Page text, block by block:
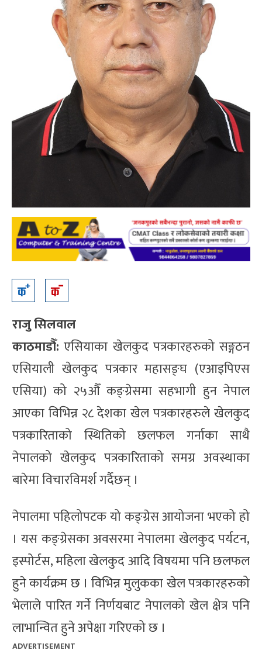
राजु सिलवाल
काठमाडौँ: एसियाका खेलकुद पत्रकारहरुको सङ्गठन
एसियाली खेलकुद पत्रकार महासङ्घ (एआइपिएस
एसिया) को २५औँ कङ्ग्रेसमा सहभागी हुन नेपाल
आएका विभिन्न २८ देशका खेल पत्रकारहरुले खेलकुद
पत्रकारिताको स्थितिको छलफल गर्नाका साथै
नेपालको खेलकुद पत्रकारिताको समग्र अवस्थाका
बारेमा विचारविमर्श गर्दैछन् ।
नेपालमा पहिलोपटक यो कङ्ग्रेस आयोजना भएको हो
। यस कङ्ग्रेसका अवसरमा नेपालमा खेलकुद पर्यटन,
इस्पोर्टस, महिला खेलकुद आदि विषयमा पनि छलफल
हुने कार्यक्रम छ । विभिन्न मुलुकका खेल पत्रकारहरुको
भेलाले पारित गर्ने निर्णयबाट नेपालको खेल क्षेत्र पनि
लाभान्वित हुने अपेक्षा गरिएको छ ।
ADVERTISEMENT